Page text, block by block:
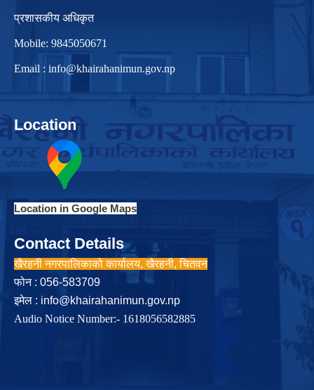
प्रशासकीय अधिकृत
Mobile: 9845050671
Email : info@khairahanimun.gov.np
Location
Location in Google Maps
Contact Details
खैरहनी नगरपालिकाको कार्यालय, खैरहनी, चितवन
फोन : 056-583709
इमेल : info@khairahanimun.gov.np